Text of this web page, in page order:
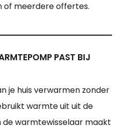
of meerdere offertes.
PAST BIJ
je huis verwarmen zonder
warmte uit uit de
warmtewisselaar maakt